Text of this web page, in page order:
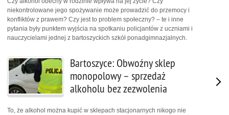
niekontrolowane jego spożywanie może prowadzić do przemocy i
konfliktów z prawem? Czy jest to problem społeczny? – te i inne
pytania były punktem wyjścia na spotkaniu policjantów z uczniami i
nauczycielami jednej z bartoszyckich szkół ponadgimnazjalnych.
Bartoszyce: Obwoźny sklep
monopolowy – sprzedaż
alkoholu bez zezwolenia
To, że alkohol można kupić w sklepach stacjonarnych nikogo nie